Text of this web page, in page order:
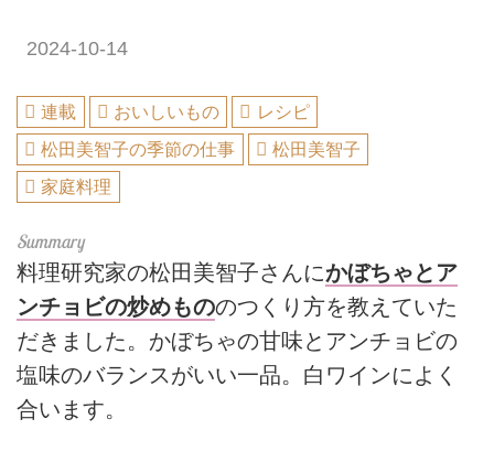
2024-10-14
連載 おいしいもの
レシピ
松田美智子の季節の仕事
松田美智子
家庭料理
料理研究家の松田美智子さんにかぼちゃとア
ンチョビの炒めもののつくり方を教えていた
だきました。かぼちゃの甘味とアンチョビの
塩味のバランスがいい一品。白ワインによく
合います。